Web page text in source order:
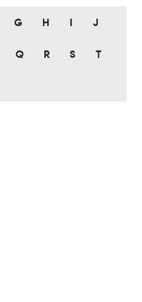
G H J
Q R S T